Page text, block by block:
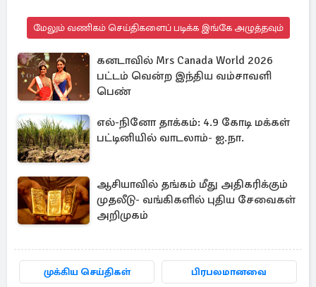
மேலும் வணிகம் செய்திகளைப் படிக்க இங்கே அழுத்தவும்
கனடாவில் Mrs Canada World 2026
பட்டம் வென்ற இந்திய வம்சாவளி
பெண்
எல்-நினோ தாக்கம்: 4.9 கோடி மக்கள்
பட்டினியில் வாடலாம்- ஐ.நா.
ஆசியாவில் தங்கம் மீது அதிகரிக்கும்
முதலீடு- வங்கிகளில் புதிய சேவைகள்
அறிமுகம்
முக்கிய செய்திகள் பிரபலமானவை